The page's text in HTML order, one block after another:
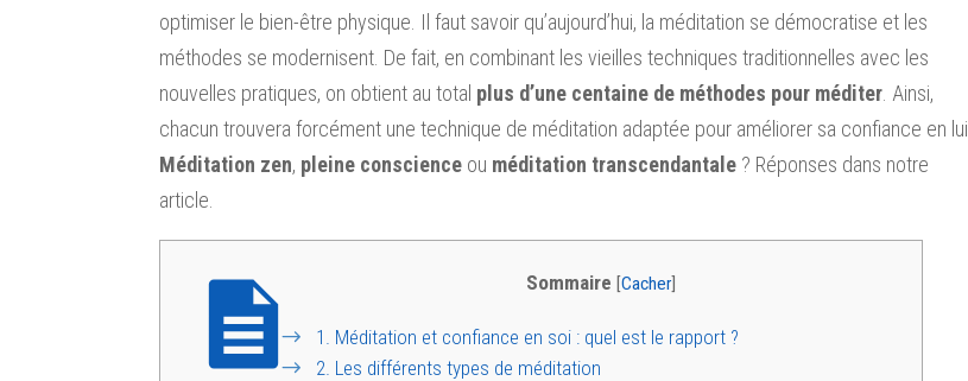
optimiser le bien-être physique. Il faut savoir qu’aujourd’hui, la méditation se démocratise et les
méthodes se modernisent. De fait, en combinant les vieilles techniques traditionnelles avec les
nouvelles pratiques, on obtient au total plus d’une centaine de méthodes pour méditer . Ainsi,
chacun trouvera forcément une technique de méditation adaptée pour améliorer sa confiance en lui.
Méditation zen, pleine conscience ou méditation transcendantale ? Réponses dans notre
article.
Sommaire [Cacher]
1. Méditation et confiance en soi : quel est le rapport ?
2. Les différents types de méditation